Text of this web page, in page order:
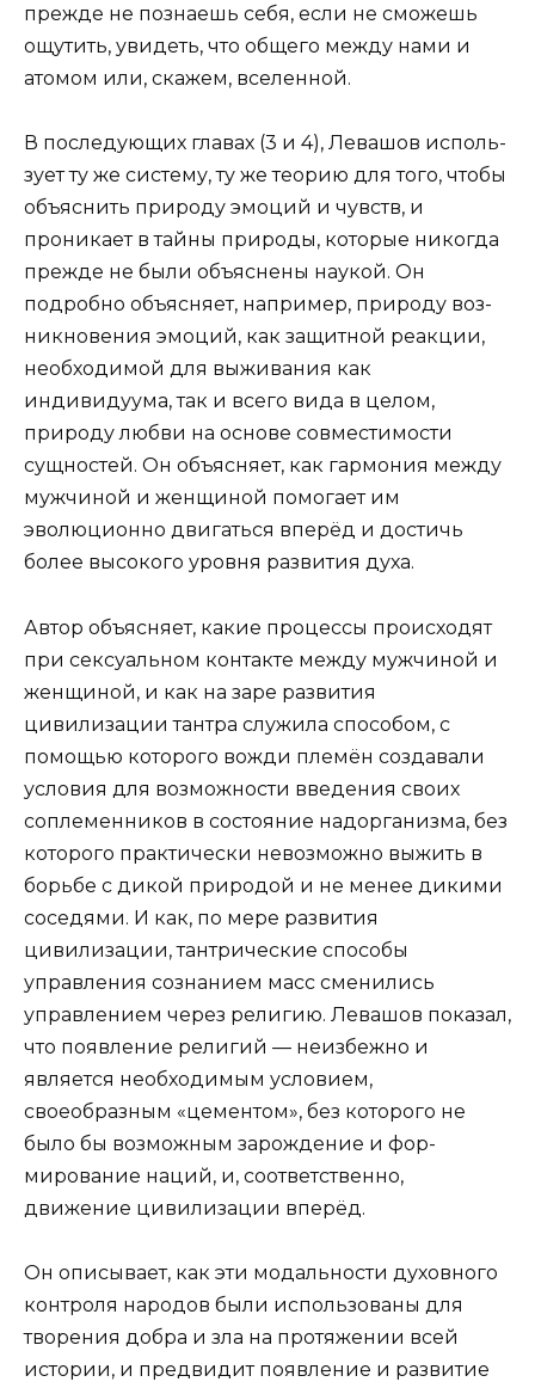
прежде не познаешь себя, если не сможешь
ощутить, увидеть, что общего между нами и
атомом или, скажем, вселенной.
В последующих главах (3 и 4), Левашов исполь­
зует ту же систему, ту же теорию для того, чтобы
объяснить природу эмоций и чувств, и
проникает в тайны природы, которые никогда
прежде не были объяснены наукой. Он
подробно объясняет, например, природу воз­
никновения эмоций, как защитной реакции,
необхо­димой для выживания как
индивидуума, так и всего вида в целом,
природу любви на основе совместимо­сти
сущностей. Он объясняет, как гармония между
мужчиной и женщиной помогает им
эволюционно двигаться вперёд и достичь
более высокого уровня развития духа.
Автор объясняет, какие процессы происходят
при сексуальном контакте между мужчиной и
женщиной, и как на заре развития
цивилизации тантра служила способом, с
помощью которого вожди племён создавали
условия для возможности введения своих
соплеменников в состояние надорганизма, без
которого практически невозможно выжить в
борьбе с дикой природой и не менее дикими
соседями. И как, по мере развития
цивилизации, тантрические способы
управления сознанием масс смени­лись
управлением через религию. Левашов показал,
что появление религий — неизбежно и
является необ­ходимым условием,
своеобразным «цементом», без которого не
было бы возможным зарождение и фор­
мирование наций, и, соответственно,
движение циви­лизации вперёд.
Он описывает, как эти модальности духовного
контроля народов были использованы для
творения добра и зла на протяжении всей
истории, и предви­дит появление и развитие